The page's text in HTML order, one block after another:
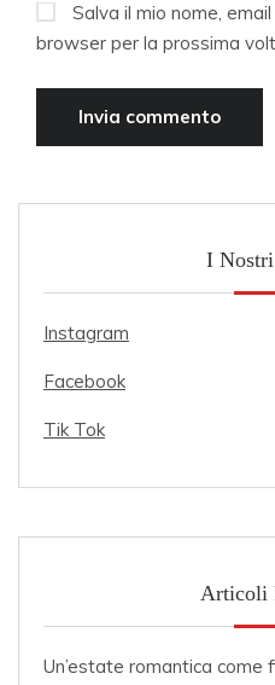
Salva il mio nome,
browser per la prossima
I
Instagram
Facebook
Tik Tok
Articoli
Un’estate romantica come